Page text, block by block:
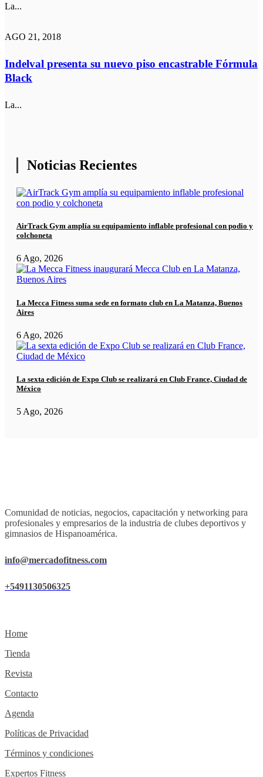
La...
AGO 21, 2018
Indelval presenta su nuevo piso encastrable Fórmula
Black
La...
Noticias Recientes
AirTrack Gym amplía su equipamiento inflable profesional con podio y
colchoneta
6 Ago, 2026
La Mecca Fitness suma sede en formato club en La Matanza, Buenos
Aires
6 Ago, 2026
La sexta edición de Expo Club se realizará en Club France, Ciudad de
México
5 Ago, 2026
Comunidad de noticias, negocios, capacitación y networking para
profesionales y empresarios de la industria de clubes deportivos y
gimnasios de Hispanoamérica.
info@mercadofitness.com
+5491130506325
Home
Tienda
Revista
Contacto
Agenda
Políticas de Privacidad
Términos y condiciones
Expertos Fitness